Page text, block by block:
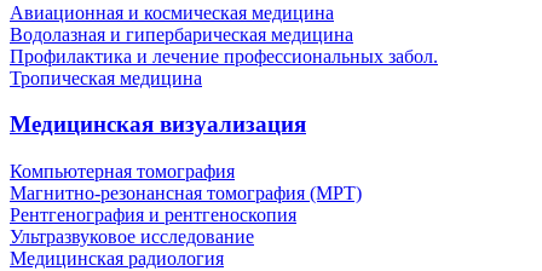
Авиационная и космическая медицина
Водолазная и гипербарическая медицина
Профилактика и лечение профессиональных забол.
Тропическая медицина
Медицинская визуализация
Компьютерная томография
Магнитно-резонансная томография (МРТ)
Рентгенография и рентгеноскопия
Ультразвуковое исследование
Медицинская радиология